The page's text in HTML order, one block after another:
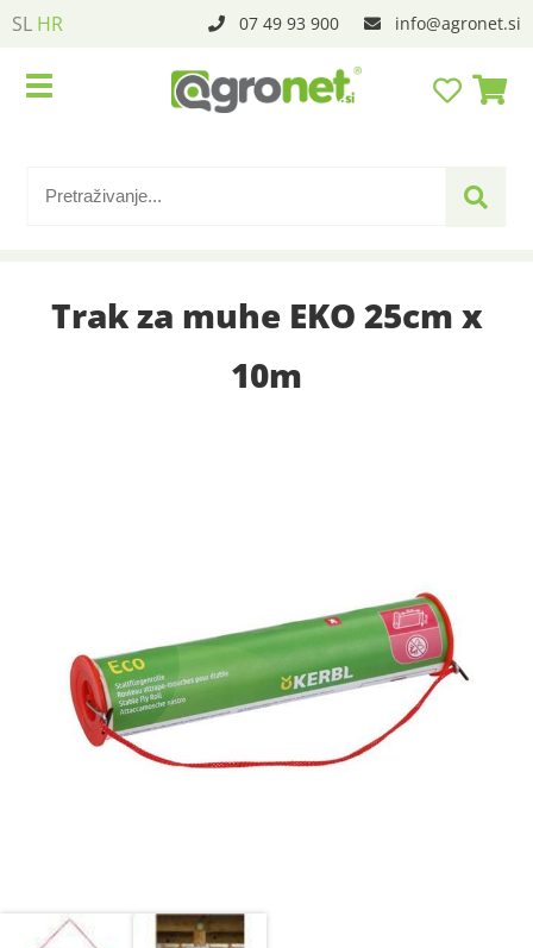
SL HR 07 49 93 900 info agronet.si
Trak za muhe EKO 25cm x
10m